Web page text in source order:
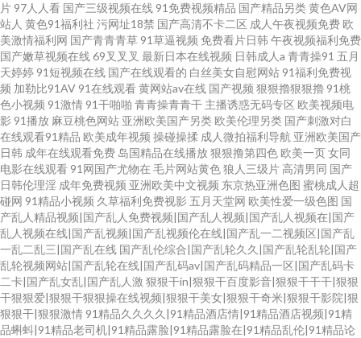
片 97人人看 国产三级视频在线 91免费视频精品 国产精品另类黄色AV网
站人 黄色91福利社 污网址18禁 国产高清不卡二区 成人午夜视频免费 欧
美激情福利网 国产青青青草 91草逼视频 免费看片日韩 午夜视频福利免费
国产嫩草视频在线69叉叉叉 最新日本在线视频 日韩成人a 青青操91 五月
天婷婷 91短视频在线 国产在线观看的 白丝美女自慰网站 91福利免费视
频 加勒比91AV 91在线观看黄网站av在线 国产视频 狠狠擼狠狠擼 91桃
色小视频 91激情 91干啪啪 青青操青青干 主播诱惑无码专区 欧美视频电
影 91播放 麻豆桃色网站 亚洲欧美国产另类 欧美伦理另类 国产刺激对白
在线观看91精品 欧美成年视频 操碰操揉 成人微拍福利导航 亚洲欧美国产
日韩 成年在线观看免费 岛国精品在线播放狠狠撸第四色 欧美一页女同
电影在线观看 91网国产尤物在 毛片网站黄色狼人三级片 高清男同 国产
日韩伦理淫 成年免费视频 亚洲欧美中文视频 东京热亚洲色图 蜜桃成人超
碰网 91精品小视频 久草福利免费视影 五月天堂网 欧美性爱一级色图 国
产乱人精品视频|国产乱人免费视频|国产乱人视频|国产乱人视频在|国产
乱人视频在线|国产乱视频|国产乱视频伦在线|国产乱一二视频区|国产乱
一乱二乱三|国产乱在线 国产乱伦综合|国产乱轮久久|国产乱轮乱轮|国产
乱轮视频网站|国产乱轮在线|国产乱码av|国产乱码精品一区|国产乱码卡
二卡|国产乱女乱|国产乱人激 狠狠干in|狠狠干百度影音|狠狠干干干|狠狠
干狠狠爱|狠狠干狠狠操在线视频|狠狠干美女|狠狠干奇米|狠狠干影院|狠
狠狠干|狠狠激情 91精品久久久久|91精品酒店情|91精品酒店视频|91精
品蝌蚪|91精品老司机|91精品露脸|91精品露脸在|91精品乱伦|91精品论